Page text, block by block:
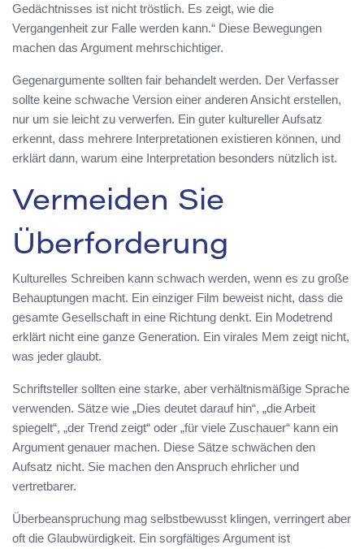
Gedächtnisses ist nicht tröstlich. Es zeigt, wie die
Vergangenheit zur Falle werden kann.“ Diese Bewegungen
machen das Argument mehrschichtiger.
Gegenargumente sollten fair behandelt werden. Der Verfasser
sollte keine schwache Version einer anderen Ansicht erstellen,
nur um sie leicht zu verwerfen. Ein guter kultureller Aufsatz
erkennt, dass mehrere Interpretationen existieren können, und
erklärt dann, warum eine Interpretation besonders nützlich ist.
Vermeiden Sie
Überforderung
Kulturelles Schreiben kann schwach werden, wenn es zu große
Behauptungen macht. Ein einziger Film beweist nicht, dass die
gesamte Gesellschaft in eine Richtung denkt. Ein Modetrend
erklärt nicht eine ganze Generation. Ein virales Mem zeigt nicht,
was jeder glaubt.
Schriftsteller sollten eine starke, aber verhältnismäßige Sprache
verwenden. Sätze wie „Dies deutet darauf hin“, „die Arbeit
spiegelt“, „der Trend zeigt“ oder „für viele Zuschauer“ kann ein
Argument genauer machen. Diese Sätze schwächen den
Aufsatz nicht. Sie machen den Anspruch ehrlicher und
vertretbarer.
Überbeanspruchung mag selbstbewusst klingen, verringert aber
oft die Glaubwürdigkeit. Ein sorgfältiges Argument ist